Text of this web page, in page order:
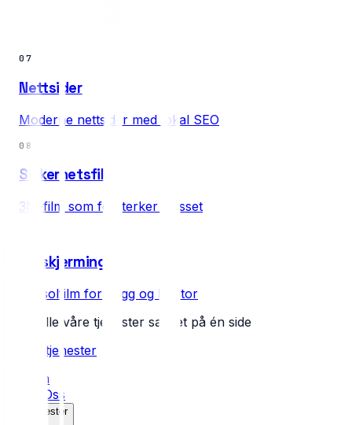
07
Nettsider
Moderne nettsider med lokal SEO
08
Sikkerhetsfilm
3M-film som forsterker glasset
Solskjerming
3M solfilm for bygg og kontor
Se alle våre tjenester samlet på én side
Alle tjenester
Hjem
Om Oss
Tjenester